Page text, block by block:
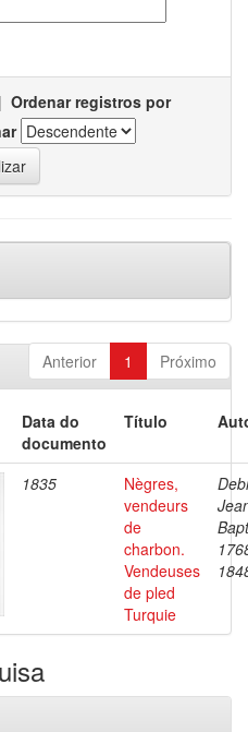
| Ordenar registros por
Anterior 1 Próximo
Data do
documento
Título
1835
Nègres,
vendeurs
de
charbon.
Vendeuses
de pled
Turquie